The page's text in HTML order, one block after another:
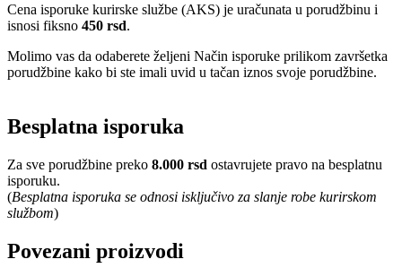
Cena isporuke kurirske službe (AKS) je uračunata u porudžbinu i
isnosi fiksno 450 rsd.
Molimo vas da odaberete željeni Način isporuke prilikom završetka
porudžbine kako bi ste imali uvid u tačan iznos svoje porudžbine.
Besplatna isporuka
Za sve porudžbine preko 8.000 rsd ostavrujete pravo na besplatnu
isporuku.
(Besplatna isporuka se odnosi isključivo za slanje robe kurirskom
službom)
Povezani proizvodi